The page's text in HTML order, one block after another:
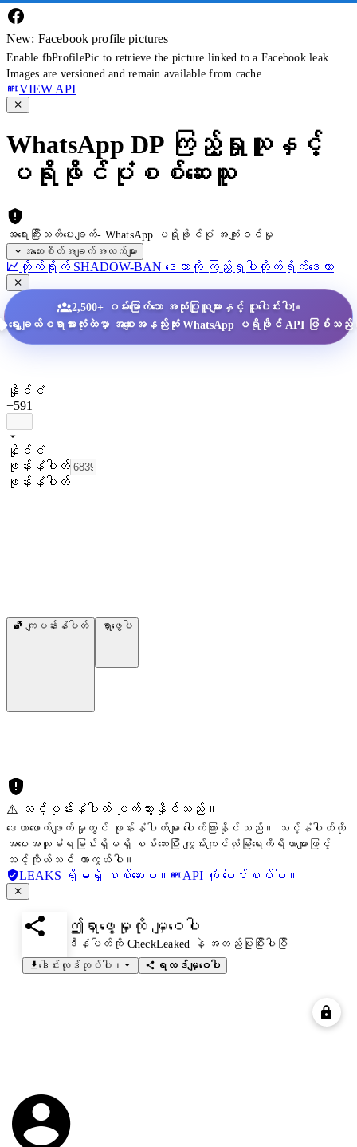
New: Facebook profile pictures
Enable fbProfilePic to retrieve the picture linked to a Facebook leak.
Images are versioned and remain available from cache.
VIEW API
WhatsApp DP ကြည့်ရှုသူနှင့်
ပရိုဖိုင်ပုံစစ်ဆေးသူ
အရေးကြီးသတိပေးချက်- WhatsApp ပရိုဖိုင်ပုံ အကျုံးဝင်မှု
အသေးစိတ်အချက်အလက်များ
တိုက်ရိုက် SHADOW-BAN ဒေတာကို ကြည့်ရှုပါ တိုက်ရိုက်ဒေတာ
2,500+ ဝမ်းမြောက်သော အသုံးပြုသူများနှင့် ပူးပေါင်းပါ!•
ရွေးချယ်စရာအားလုံးထဲမှာ အစျေးအနည်းဆုံး WhatsApp ပရိုဖိုင် API ဖြစ်သ
နိုင်ငံ
+591
နိုင်ငံ
ဖုန်းနံပါတ်
ဖုန်းနံပါတ်
ကျပန်းနံပါတ် ရှာဖွေပါ
⚠️ သင့်ဖုန်းနံပါတ် ပျက်သွားနိုင်သည်။
ဒေတာဖောက်ဖျက်မှုတွင် ဖုန်းနံပါတ်များ ပေါက်ကြားနိုင်သည်။ သင့်နံပါတ်ကို
အပေးအယူခံရခြင်းရှိမရှိ စစ်ဆေးပြီး ကျွမ်းကျင်လုံခြုံရေးကိရိယာများဖြင့်
သင့်ကိုယ်သင် ကာကွယ်ပါ။
LEAKS ရှိမရှိ စစ်ဆေးပါ။ API ကို ပေါင်းစပ်ပါ။
ဤရှာဖွေမှုကို မျှဝေပါ
ဒီနံပါတ်ကို CheckLeaked နဲ့ အတည်ပြုပြီးပါပြီ
ဒေါင်းလုဒ်လုပ်ပါ။
ရလဒ်မျှဝေပါ